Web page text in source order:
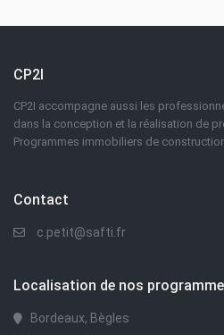
CP2I
CP2I accompagne aussi les
dans la conception et la réalisation de
Programmes immobiliers de
Contact
c.petit@safti.fr
Localisation de nos
Bordeaux, Bègles